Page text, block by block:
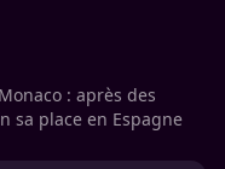
: après des
sa place en Espagne